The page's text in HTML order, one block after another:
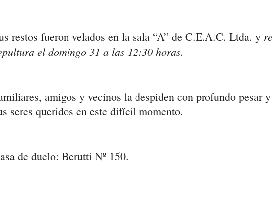
restos fueron velados en la sala “A” de C.E.A.C. Ltda. y
el domingo 31 a las 12:30 horas.
amigos y vecinos la despiden con profundo pesar
seres queridos en este difícil momento.
de duelo: Berutti Nº 150.